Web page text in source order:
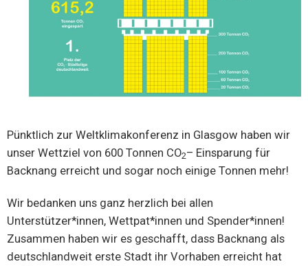
Pünktlich zur Weltklimakonferenz in Glasgow haben wir
unser Wettziel von 600 Tonnen CO2– Einsparung für
Backnang erreicht und sogar noch einige Tonnen mehr!
Wir bedanken uns ganz herzlich bei allen
Unterstützer*innen, Wettpat*innen und Spender*innen!
Zusammen haben wir es geschafft, dass Backnang als
deutschlandweit erste Stadt ihr Vorhaben erreicht hat